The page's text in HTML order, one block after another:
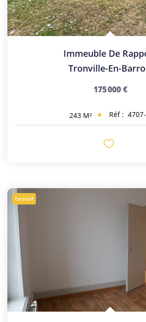
Immeuble De
Tronville-En-
175 000 €
243 M² Réf :
Exclusif